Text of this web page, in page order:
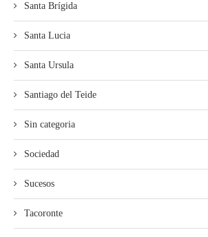
Santa Brígida
Santa Lucia
Santa Ursula
Santiago del Teide
Sin categoria
Sociedad
Sucesos
Tacoronte